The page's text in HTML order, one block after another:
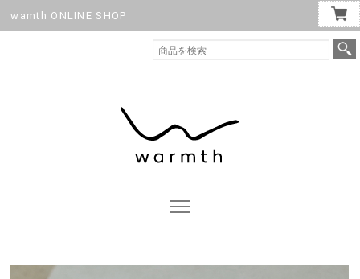
wamth ONLINE SHOP